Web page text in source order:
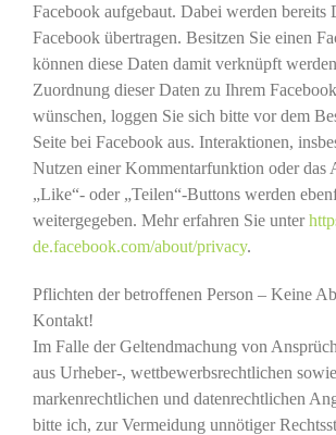
Facebook aufgebaut. Dabei werden bereits
Facebook übertragen. Besitzen Sie einen
können diese Daten damit verknüpft
Zuordnung dieser Daten zu Ihrem
wünschen, loggen Sie sich bitte vor dem
Seite bei Facebook aus. Interaktionen,
Nutzen einer Kommentarfunktion oder das
„Like“- oder „Teilen“-Buttons werden
weitergegeben. Mehr erfahren Sie unter
de.facebook.com/about/privacy.
Pflichten der betroffenen Person – Keine
Kontakt!
Im Falle der Geltendmachung von
aus Urheber-, wettbewerbsrechtlichen sowie
markenrechtlichen und datenrechtlichen
bitte ich, zur Vermeidung unnötiger